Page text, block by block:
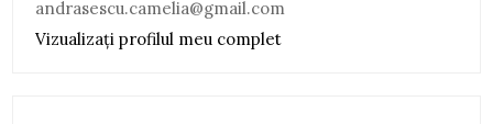
andrasescu.camelia@gmail.com
Vizualizați profilul meu complet